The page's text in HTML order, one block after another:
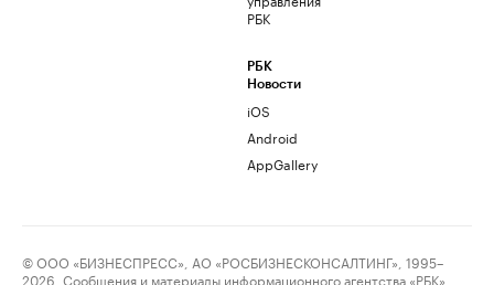
РБК
РБК
Новости
iOS
Android
AppGallery
© ООО «БИЗНЕСПРЕСС», АО «РОСБИЗНЕСКОНСАЛТИНГ», 1995–
2026. Сообщения и материалы информационного агентства «РБК»